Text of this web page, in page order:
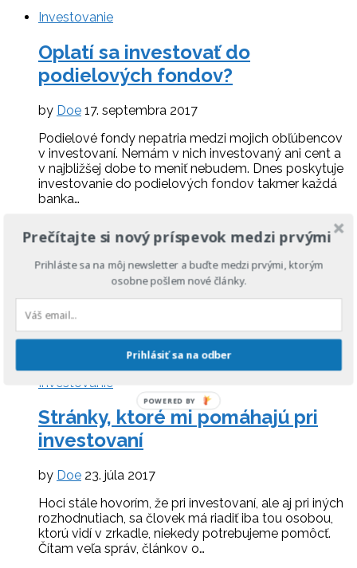
Investovanie
Oplatí sa investovať do
podielových fondov?
by Doe 17. septembra 2017
Podielové fondy nepatria medzi mojich obľúbencov
v investovaní. Nemám v nich investovaný ani cent a
v najbližšej dobe to meniť nebudem. Dnes poskytuje
investovanie do podielových fondov takmer každá
banka…
Akcie, ktoré vlastním a prečo
byDoe 6. augusta 2017
Stále dookola tu píšem o tom, ako investovať do
akcií. Prečo je to lepšie, ako si pomôcť a aké boli moje
prvé kroky. A teraz je čas, aby som vám…
Investovanie
Stránky, ktoré mi pomáhajú pri
investovaní
by Doe 23. júla 2017
Hoci stále hovorím, že pri investovaní, ale aj pri iných
rozhodnutiach, sa človek má riadiť iba tou osobou,
ktorú vidí v zrkadle, niekedy potrebujeme pomôcť.
Čítam veľa správ, článkov o…
Prečítajte si nový príspevok medzi prvými
Prihláste sa na môj newsletter a buďte medzi prvými, ktorým
osobne pošlem nové články.
Prihlásiť sa na odber
POWERED BY